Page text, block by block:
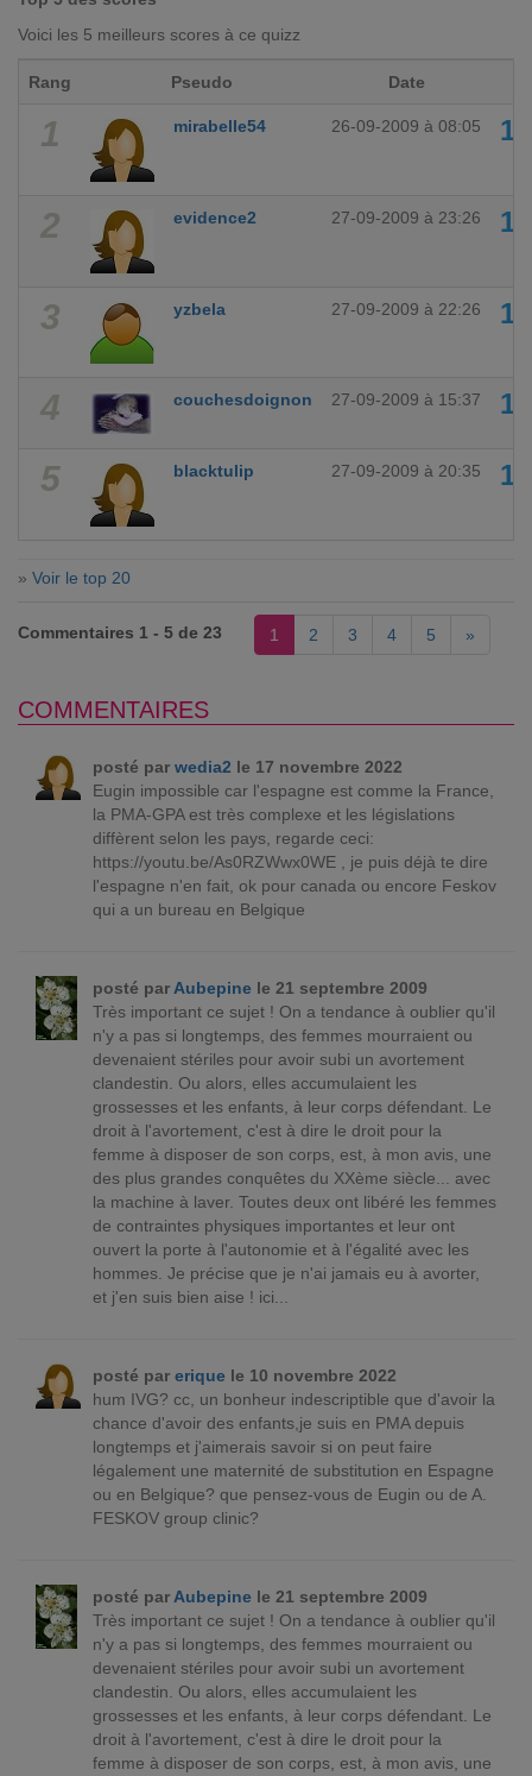
Voici les 5 meilleurs scores à ce quizz
Rang Pseudo Date
1 mirabelle54 26-09-2009 à 08:05
2 evidence2 27-09-2009 à 23:26
3 yzbela 27-09-2009 à 22:26
4 couchesdoignon 27-09-2009 à 15:37
5 blacktulip 27-09-2009 à 20:35
» Voir le top 20
Commentaires 1 - 5 de 23 1 2 3 4 5 »
COMMENTAIRES
posté par wedia2 le 17 novembre 2022
Eugin impossible car l'espagne est comme la France,
la PMA-GPA est très complexe et les législations
diffèrent selon les pays, regarde ceci:
https://youtu.be/As0RZWwx0WE , je puis déjà te dire
l'espagne n'en fait, ok pour canada ou encore Feskov
qui a un bureau en Belgique
posté par Aubepinele 21 septembre 2009
Très important ce sujet ! On a tendance à oublier qu'il
n'y a pas si longtemps, des femmes mourraient ou
devenaient stériles pour avoir subi un avortement
clandestin. Ou alors, elles accumulaient les
grossesses et les enfants, à leur corps défendant. Le
droit à l'avortement, c'est à dire le droit pour la
femme à disposer de son corps, est, à mon avis, une
des plus grandes conquêtes du XXème siècle... avec
la machine à laver. Toutes deux ont libéré les femmes
de contraintes physiques importantes et leur ont
ouvert la porte à l'autonomie et à l'égalité avec les
hommes. Je précise que je n'ai jamais eu à avorter,
et j'en suis bien aise ! ici...
posté par eriquele 10 novembre 2022
hum IVG? cc, un bonheur indescriptible que d'avoir la
chance d'avoir des enfants,je suis en PMA depuis
longtemps et j'aimerais savoir si on peut faire
légalement une maternité de substitution en Espagne
ou en Belgique? que pensez-vous de Eugin ou de A.
FESKOV group clinic?
posté par Aubepinele 21 septembre 2009
Très important ce sujet ! On a tendance à oublier qu'il
n'y a pas si longtemps, des femmes mourraient ou
devenaient stériles pour avoir subi un avortement
clandestin. Ou alors, elles accumulaient les
grossesses et les enfants, à leur corps défendant. Le
droit à l'avortement, c'est à dire le droit pour la
femme à disposer de son corps, est, à mon avis, une